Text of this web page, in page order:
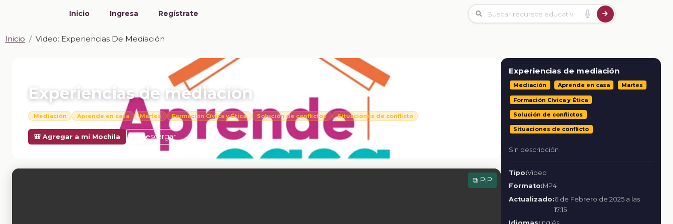
Inicio Ingresa Regístrate
Inicio Video: Experiencias De Mediación
Experiencias de mediación
Mediación Aprende en casa Martes Formación Cívica y Ética Solución de conflictos Situaciones de conflicto
🎒 Agregar a mi Mochila Descargar
⧉ PiP
Experiencias de mediación
Mediación Aprende en casa Martes
Formación Cívica y Ética
Solución de conflictos
Situaciones de conflicto
Sin descripción
Tipo:Video
Formato:MP4
Actualizado:6 de Febrero de 2025 a las
17:15